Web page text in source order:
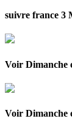
suivre france 3
Voir Dimanche
Voir Dimanche